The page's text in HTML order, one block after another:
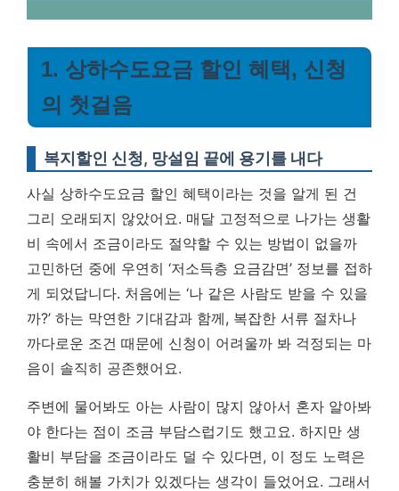
1. 상하수도요금 할인 혜택, 신청
의 첫걸음
복지할인 신청, 망설임 끝에 용기를 내다
사실 상하수도요금 할인 혜택이라는 것을 알게 된 건
그리 오래되지 않았어요. 매달 고정적으로 나가는 생활
비 속에서 조금이라도 절약할 수 있는 방법이 없을까
고민하던 중에 우연히 ‘저소득층 요금감면’ 정보를 접하
게 되었답니다. 처음에는 ‘나 같은 사람도 받을 수 있을
까?’ 하는 막연한 기대감과 함께, 복잡한 서류 절차나
까다로운 조건 때문에 신청이 어려울까 봐 걱정되는 마
음이 솔직히 공존했어요.
주변에 물어봐도 아는 사람이 많지 않아서 혼자 알아봐
야 한다는 점이 조금 부담스럽기도 했고요. 하지만 생
활비 부담을 조금이라도 덜 수 있다면, 이 정도 노력은
충분히 해볼 가치가 있겠다는 생각이 들었어요. 그래서